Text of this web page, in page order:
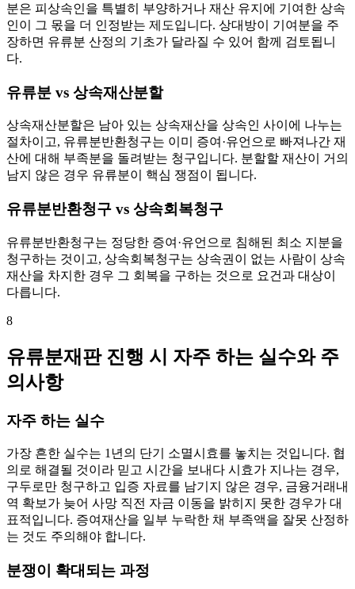
분은 피상속인을 특별히 부양하거나 재산 유지에 기여한 상속
인이 그 몫을 더 인정받는 제도입니다. 상대방이 기여분을 주
장하면 유류분 산정의 기초가 달라질 수 있어 함께 검토됩니
다.
유류분 vs 상속재산분할
상속재산분할은 남아 있는 상속재산을 상속인 사이에 나누는
절차이고, 유류분반환청구는 이미 증여·유언으로 빠져나간 재
산에 대해 부족분을 돌려받는 청구입니다. 분할할 재산이 거의
남지 않은 경우 유류분이 핵심 쟁점이 됩니다.
유류분반환청구 vs 상속회복청구
유류분반환청구는 정당한 증여·유언으로 침해된 최소 지분을
청구하는 것이고, 상속회복청구는 상속권이 없는 사람이 상속
재산을 차지한 경우 그 회복을 구하는 것으로 요건과 대상이
다릅니다.
8
유류분재판 진행 시 자주 하는 실수와 주
의사항
자주 하는 실수
가장 흔한 실수는 1년의 단기 소멸시효를 놓치는 것입니다. 협
의로 해결될 것이라 믿고 시간을 보내다 시효가 지나는 경우,
구두로만 청구하고 입증 자료를 남기지 않은 경우, 금융거래내
역 확보가 늦어 사망 직전 자금 이동을 밝히지 못한 경우가 대
표적입니다. 증여재산을 일부 누락한 채 부족액을 잘못 산정하
는 것도 주의해야 합니다.
분쟁이 확대되는 과정